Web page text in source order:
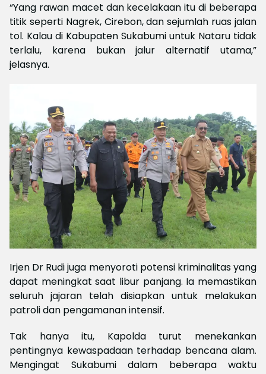
“Yang rawan macet dan kecelakaan itu di beberapa
titik seperti Nagrek, Cirebon, dan sejumlah ruas jalan
tol. Kalau di Kabupaten Sukabumi untuk Nataru tidak
terlalu, karena bukan jalur alternatif utama,”
jelasnya.
Irjen Dr Rudi juga menyoroti potensi kriminalitas yang
dapat meningkat saat libur panjang. Ia memastikan
seluruh jajaran telah disiapkan untuk melakukan
patroli dan pengamanan intensif.
Tak hanya itu, Kapolda turut menekankan
pentingnya kewaspadaan terhadap bencana alam.
Mengingat Sukabumi dalam beberapa waktu